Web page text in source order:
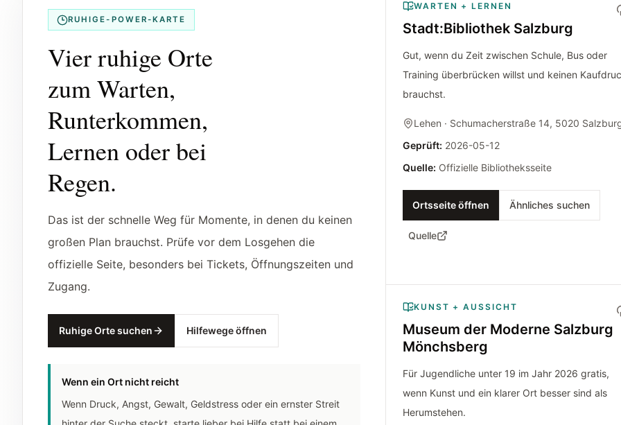
RUHIGE-POWER-KARTE
Vier ruhige Orte
zum Warten,
Runterkommen,
Lernen oder bei
Regen.
Das ist der schnelle Weg für Momente, in denen du keinen
großen Plan brauchst. Prüfe vor dem Losgehen die
offizielle Seite, besonders bei Tickets, Öffnungszeiten und
Zugang.
Ruhige Orte suchen Hilfewege öffnen
Wenn ein Ort nicht reicht
Wenn Druck, Angst, Gewalt, Geldstress oder ein ernster Streit
WARTEN + LERNEN
Stadt:Bibliothek Salzburg
Gut, wenn du Zeit zwischen Schule, Bus oder
Training überbrücken willst und keinen
brauchst.
Lehen · Schumacherstraße 14, 5020
Geprüft: 2026-05-12
Quelle: Offizielle Bibliotheksseite
Ortsseite öffnen Ähnliches suchen
Quelle
KUNST + AUSSICHT
Museum der Moderne Salzburg
Mönchsberg
Für Jugendliche unter 19 im Jahr 2026 gratis,
wenn Kunst und ein klarer Ort besser sind als
Herumstehen.